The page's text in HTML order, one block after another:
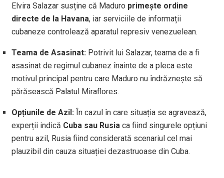
Elvira Salazar susține că Maduro primește ordine
directe de la Havana, iar serviciile de informații
cubaneze controlează aparatul represiv venezuelean.
Teama de Asasinat: Potrivit lui Salazar, teama de a fi
asasinat de regimul cubanez înainte de a pleca este
motivul principal pentru care Maduro nu îndrăznește să
părăsească Palatul Miraflores.
Opțiunile de Azil: În cazul în care situația se agravează,
experții indică Cuba sau Rusia ca fiind singurele opțiuni
pentru azil, Rusia fiind considerată scenariul cel mai
plauzibil din cauza situației dezastruoase din Cuba.